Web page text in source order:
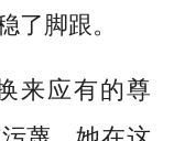
了脚跟。
来应有的尊